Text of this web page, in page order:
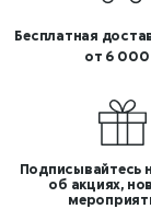
Бесплатная
от 6 000
Подписывайтесь
об акциях,